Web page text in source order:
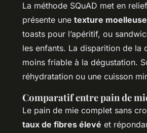
La méthode SQuAD met en
présente une texture moelleuse
toasts pour l’apéritif, ou
les enfants. La disparition de la
moins friable à la dégustation.
réhydratation ou une cuisson
Comparatif entre pain de
Le pain de mie complet sans
taux de fibres élevé et